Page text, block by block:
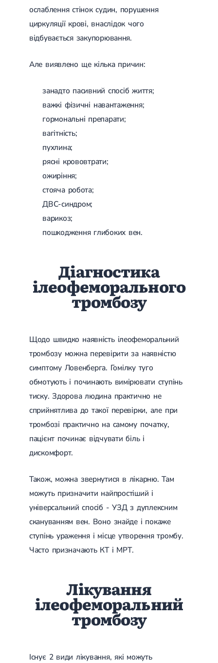
Лікування переломів щиколоток
Лікування переломів плеча
Лікування переломів передпліччя
Лікування переломів шийки стегна і стегнової кістки
Полиостеоартроз
Протез синовіальної рідини
Розрив зв'язок
Розрив зв'язок плечового суглобу
Розрив зв'язок ліктьового суглобу
Розрив зв'язок колінного суглоба
Розрив зв'язок гомілковостопного суглобу
Травми сухожиль та м'язів
Ендокринологія
Цукровий діабет
Цукровий діабет 1 типу
Нецукровий діабет
Дифузний токсичний зоб (Базедова хвороба)
Дифузний зоб
Підгострий тиреоїдит
Гіпертиреоз
Гіпотиреоз
Хвороба Іценко-Кушинга
Гіпоталамічний синдром
Кіста щитовидної залози
Метаболічний синдром
Наднирковозалозна недостатність (хвороба Аддісона)
Фізіотерапія
Ультразвукова терапія
Магнітотерапія
Реабілітація після ендопротезування
Реабілітація після артроскопії
Дерматологія
ослаблення стінок судин, порушення
циркуляції крові, внаслідок чого
відбувається закупорювання.
Але виявлено ще кілька причин:
занадто пасивний спосіб життя;
важкі фізичні навантаження;
гормональні препарати;
вагітність;
пухлина;
рясні крововтрати;
ожиріння;
стояча робота;
ДВС-синдром;
варикоз;
пошкодження глибоких вен.
Діагностика
ілеофеморального
тромбозу
Щодо швидко наявність ілеофеморальний
тромбозу можна перевірити за наявністю
симптому Ловенберга. Гомілку туго
обмотують і починають вимірювати ступінь
тиску. Здорова людина практично не
сприйнятлива до такої перевірки, але при
тромбозі практично на самому початку,
пацієнт починає відчувати біль і
дискомфорт.
Також, можна звернутися в лікарню. Там
можуть призначити найпростіший і
універсальний спосіб - УЗД з дуплексним
скануванням вен. Воно знайде і покаже
ступінь ураження і місце утворення тромбу.
Часто призначають КТ і МРТ.
Лікування
ілеофеморальний
тромбозу
Існує 2 види лікування, які можуть